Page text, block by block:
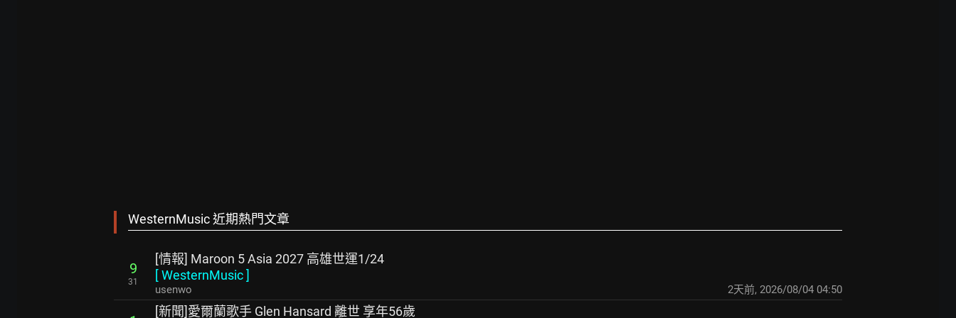
WesternMusic 近期熱門文章
9
31
[情報] Maroon 5 Asia 2027 高雄世運1/24
[WesternMusic]
usenwo 2天前, 2026/08/04 04:50
[新聞]愛爾蘭歌手 Glen Hansard 離世 享年56歲